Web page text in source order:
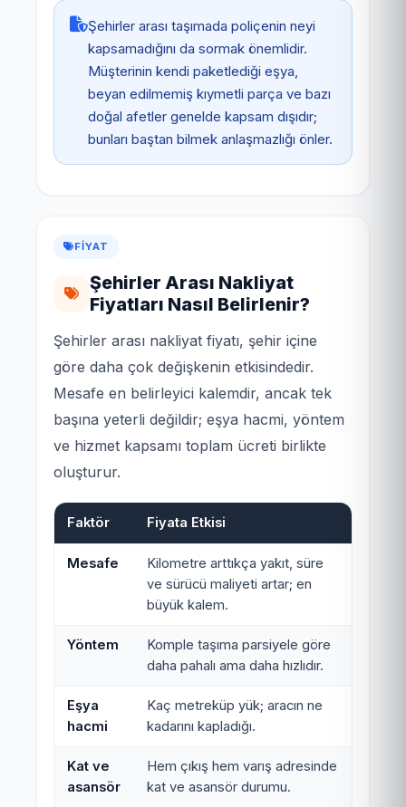
Şehirler arası taşımada poliçenin neyi
kapsamadığını da sormak önemlidir.
Müşterinin kendi paketlediği eşya,
beyan edilmemiş kıymetli parça ve bazı
doğal afetler genelde kapsam dışıdır;
bunları baştan bilmek anlaşmazlığı önler.
FIYAT
Şehirler Arası Nakliyat
Fiyatları Nasıl Belirlenir?
Şehirler arası nakliyat fiyatı, şehir içine
göre daha çok değişkenin etkisindedir.
Mesafe en belirleyici kalemdir, ancak tek
başına yeterli değildir; eşya hacmi, yöntem
ve hizmet kapsamı toplam ücreti birlikte
oluşturur.
Faktör Fiyata Etkisi
Mesafe
Kilometre arttıkça yakıt, süre
ve sürücü maliyeti artar; en
büyük kalem.
Yöntem
Komple taşıma parsiyele göre
daha pahalı ama daha hızlıdır.
Eşya
hacmi
Kaç metreküp yük; aracın ne
kadarını kapladığı.
Kat ve
asansör
Hem çıkış hem varış adresinde
kat ve asansör durumu.